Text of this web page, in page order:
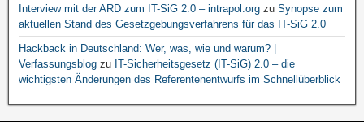
Interview mit der ARD zum IT-SiG 2.0 – intrapol.org zu Synopse zum
aktuellen Stand des Gesetzgebungsverfahrens für das IT-SiG 2.0
Hackback in Deutschland: Wer, was, wie und warum? |
Verfassungsblog zu IT-Sicherheitsgesetz (IT-SiG) 2.0 – die
wichtigsten Änderungen des Referentenentwurfs im Schnellüberblick